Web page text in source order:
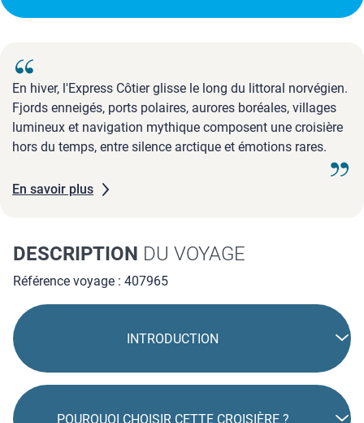
En hiver, l'Express Côtier glisse le long du littoral norvégien.
Fjords enneigés, ports polaires, aurores boréales, villages
lumineux et navigation mythique composent une croisière
hors du temps, entre silence arctique et émotions rares.
En savoir plus
DESCRIPTION DU VOYAGE
Référence voyage : 407965
INTRODUCTION
POURQUOI CHOISIR CETTE CROISIÈRE ?